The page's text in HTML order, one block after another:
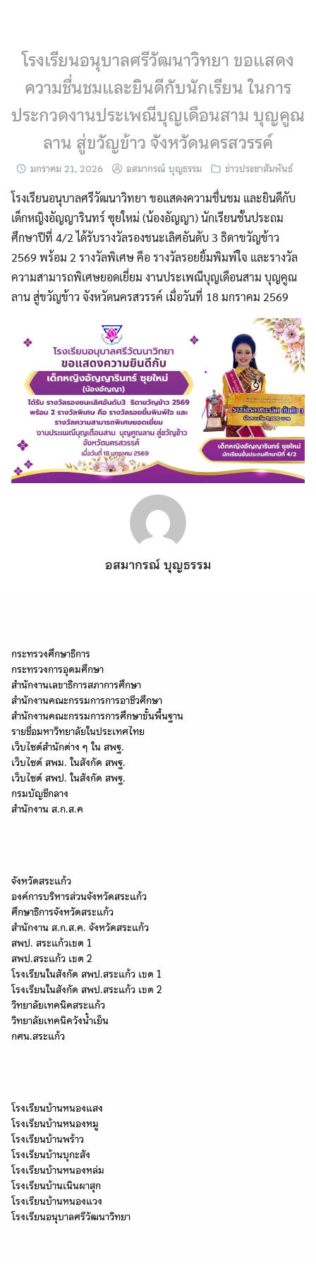
โรงเรียนอนุบาลศรีวัฒนาวิทยา ขอแสดง
ความชื่นชมและยินดีกับนักเรียน ในการ
ประกวดงานประเพณีบุญเดือนสาม บุญคูณ
ลาน สู่ขวัญข้าว จังหวัดนครสวรรค์
มกราคม 21, 2026 อสมากรณ์ บุญธรรม
ข่าวประชาสัมพันธ์
โรงเรียนอนุบาลศรีวัฒนาวิทยา ขอแสดงความชื่นชม และยินดีกับ
เด็กหญิงอัญญารินทร์ ซุยใหม่ (น้องอัญญา) นักเรียนชั้นประถม
ศึกษาปีที่ 4/2 ได้รับรางวัลรองชนะเลิศอันดับ 3 ธิดาขวัญข้าว
2569 พร้อม 2 รางวัลพิเศษ คือ รางวัลรอยยิ้มพิมพ์ใจ และรางวัล
ความสามารถพิเศษยอดเยี่ยม งานประเพณีบุญเดือนสาม บุญคูณ
ลาน สู่ขวัญข้าว จังหวัดนครสวรรค์ เมื่อวันที่ 18 มกราคม 2569
อสมากรณ์ บุญธรรม
กระทรวงศึกษาธิการ
กระทรวงการอุดมศึกษา
สำนักงานเลขาธิการสภาการศึกษา
สำนักงานคณะกรรมการการอาชีวศึกษา
สำนักงานคณะกรรมการการศึกษาขั้นพื้นฐาน
รายชื่อมหาวิทยาลัยในประเทศไทย
เว็บไซต์สำนักต่าง ๆ ใน สพฐ.
เว็บไซต์ สพม. ในสังกัด สพฐ.
เว็บไซต์ สพป. ในสังกัด สพฐ.
กรมบัญชีกลาง
สำนักงาน ส.ก.ส.ค
จังหวัดสระแก้ว
องค์การบริหารส่วนจังหวัดสระแก้ว
ศึกษาธิการจังหวัดสระแก้ว
สำนักงาน ส.ก.ส.ค. จังหวัดสระแก้ว
สพป. สระแก้วเขต 1
สพป.สระแก้ว เขต 2
โรงเรียนในสังกัด สพป.สระแก้ว เขต 1
โรงเรียนในสังกัด สพป.สระแก้ว เขต 2
วิทยาลัยเทคนิคสระแก้ว
วิทยาลัยเทคนิควังน้ำเย็น
กศน.สระแก้ว
โรงเรียนบ้านหนองแสง
โรงเรียนบ้านหนองหมู
โรงเรียนบ้านพร้าว
โรงเรียนบ้านบุกะสัง
โรงเรียนบ้านหนองหล่ม
โรงเรียนบ้านเนินผาสุก
โรงเรียนบ้านหนองแวง
โรงเรียนอนุบาลศรีวัฒนาวิทยา